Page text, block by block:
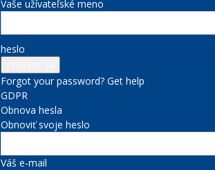
Vaše užívateľské meno
heslo
Forgot your password? Get help
GDPR
Obnova hesla
Obnoviť svoje heslo
Váš e-mail